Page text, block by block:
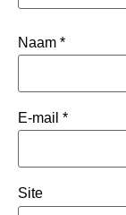
Naam *
E-mail *
Site